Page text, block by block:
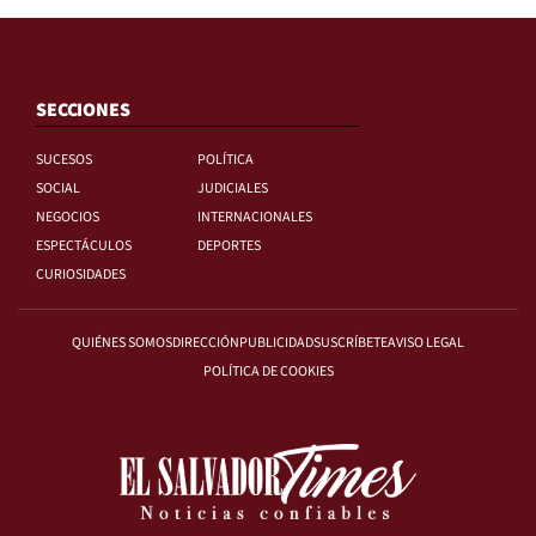
SECCIONES
SUCESOS
POLÍTICA
SOCIAL
JUDICIALES
NEGOCIOS
INTERNACIONALES
ESPECTÁCULOS
DEPORTES
CURIOSIDADES
QUIÉNES SOMOSDIRECCIÓNPUBLICIDADSUSCRÍBETEAVISO LEGAL
POLÍTICA DE COOKIES